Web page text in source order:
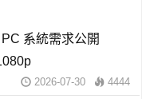
PC 系統需求公開
2026-07-30 4444